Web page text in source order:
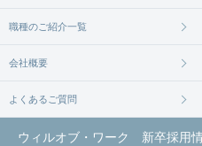
職種のご紹介一覧
会社概要
よくあるご質問
ウィルオブ・ワーク 新卒採用